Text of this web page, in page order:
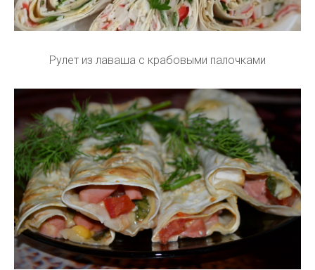
Рулет из лаваша с крабовыми палочками